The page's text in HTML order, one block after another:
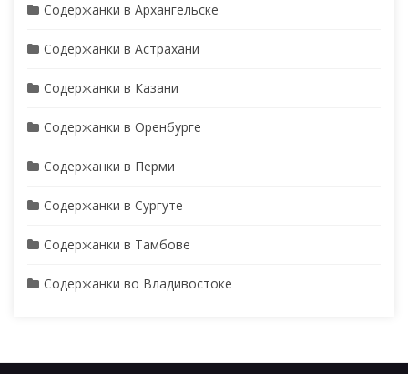
Содержанки в Архангельске
Содержанки в Астрахани
Содержанки в Казани
Содержанки в Оренбурге
Содержанки в Перми
Содержанки в Сургуте
Содержанки в Тамбове
Содержанки во Владивостоке